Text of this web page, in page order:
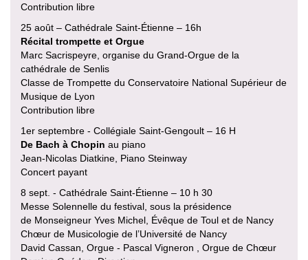
Contribution libre
25 août – Cathédrale Saint-Étienne – 16h
Récital trompette et Orgue
Marc Sacrispeyre, organise du Grand-Orgue de la
cathédrale de Senlis
Classe de Trompette du Conservatoire National Supérieur de
Musique de Lyon
Contribution libre
1er septembre - Collégiale Saint-Gengoult – 16 H
De Bach à Chopin au piano
Jean-Nicolas Diatkine, Piano Steinway
Concert payant
8 sept. - Cathédrale Saint-Étienne – 10 h 30
Messe Solennelle du festival, sous la présidence
de Monseigneur Yves Michel, Évêque de Toul et de Nancy
Chœur de Musicologie de l’Université de Nancy
David Cassan, Orgue - Pascal Vigneron , Orgue de Chœur